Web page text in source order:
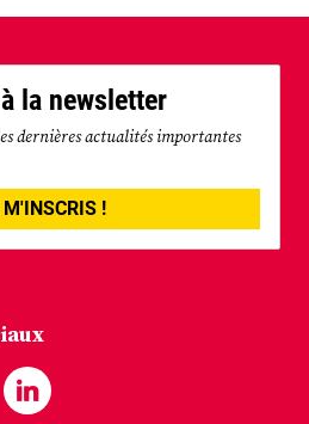
la newsletter
dernières actualités importantes
!